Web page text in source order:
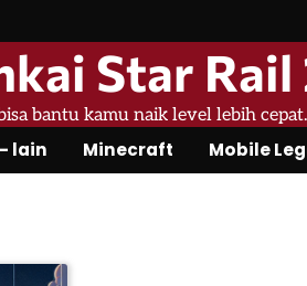
Star Rail
bantu kamu naik level lebih
lain Minecraft Mobile